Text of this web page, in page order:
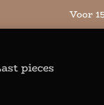
Voor
pieces